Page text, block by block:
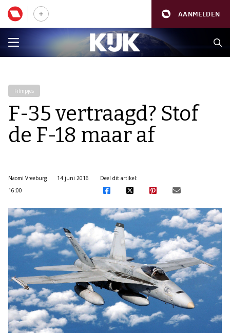
AANMELDEN
Filmpjes
F-35 vertraagd? Stof
de F-18 maar af
Naomi Vreeburg
14 juni 2016
16:00
Deel dit artikel: